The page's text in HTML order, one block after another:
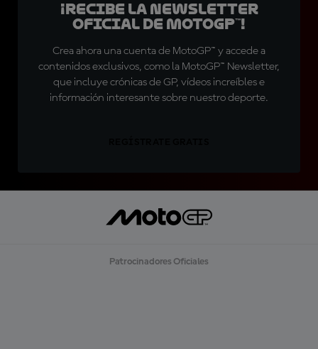
¡Recibe la Newsletter
oficial de MotoGP™!
Crea ahora una cuenta de MotoGP™ y accede a
contenidos exclusivos, como la MotoGP™ Newsletter,
que incluye crónicas de GP, vídeos increíbles e
información interesante sobre nuestro deporte.
Patrocinadores Oficiales